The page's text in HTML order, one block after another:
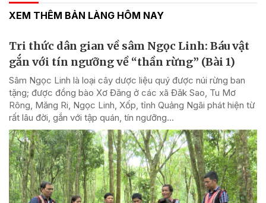
XEM THÊM BẢN LÀNG HÔM NAY
Tri thức dân gian về sâm Ngọc Linh: Báu vật
gắn với tín ngưỡng về “thần rừng” (Bài 1)
Sâm Ngọc Linh là loại cây dược liệu quý được núi rừng ban
tặng; được đồng bào Xơ Đăng ở các xã Đăk Sao, Tu Mơ
Rông, Măng Ri, Ngọc Linh, Xốp, tỉnh Quảng Ngãi phát hiện từ
rất lâu đời, gắn với tập quán, tín ngưỡng...